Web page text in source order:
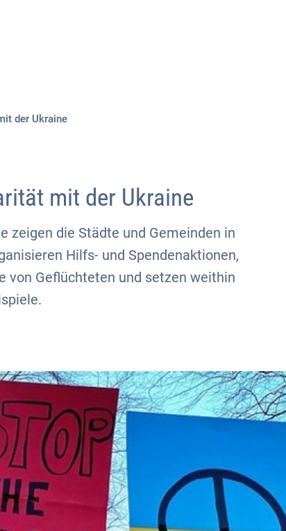
der Ukraine
mit der Ukraine
zeigen die Städte und Gemeinden in
Hilfs- und Spendenaktionen,
von Geflüchteten und setzen weithin